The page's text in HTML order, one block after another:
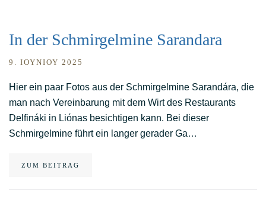
In der Schmirgelmine Sarandara
9. ΙΟΥΝΊΟΥ 2025
Hier ein paar Fotos aus der Schmirgelmine Sarandára, die
man nach Vereinbarung mit dem Wirt des Restaurants
Delfináki in Liónas besichtigen kann. Bei dieser
Schmirgelmine führt ein langer gerader Ga…
ZUM BEITRAG